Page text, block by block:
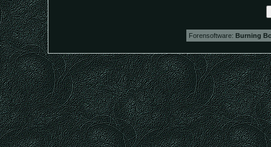
Forensoftware: Burning